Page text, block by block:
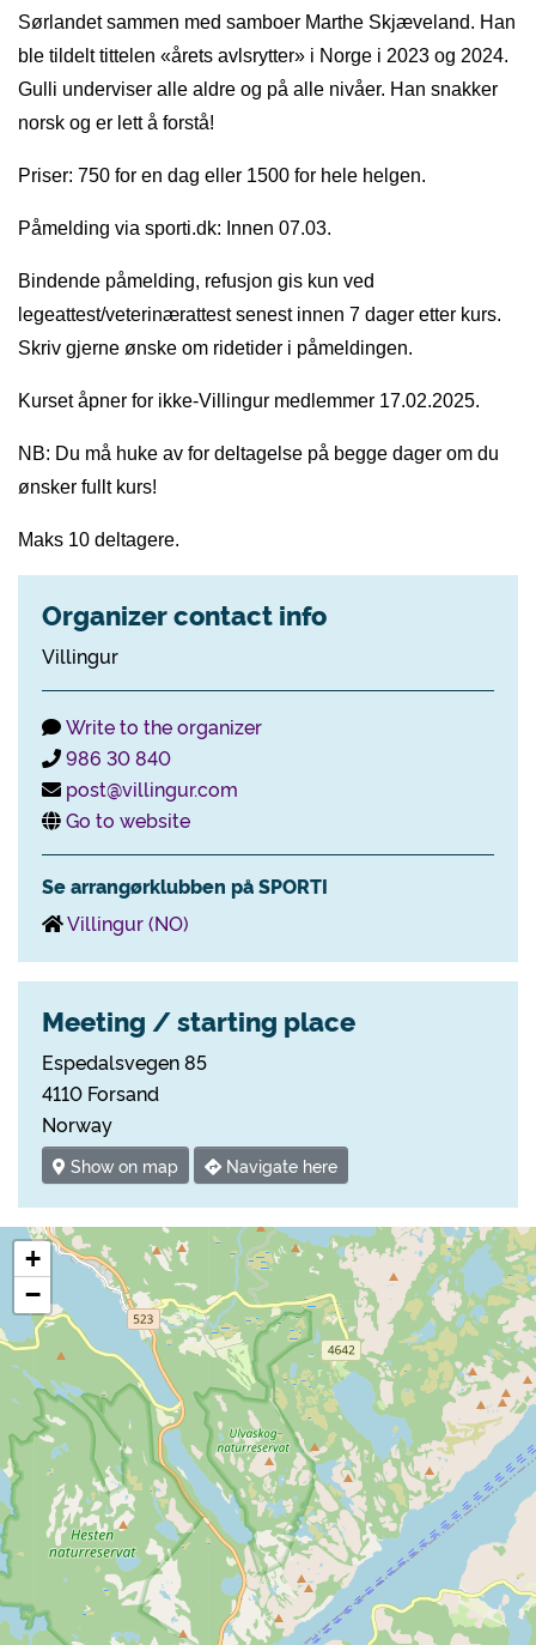
Sørlandet sammen med samboer Marthe Skjæveland. Han
ble tildelt tittelen «årets avlsrytter» i Norge i 2023 og 2024.
Gulli underviser alle aldre og på alle nivåer. Han snakker
norsk og er lett å forstå!
Priser: 750 for en dag eller 1500 for hele helgen.
Påmelding via sporti.dk: Innen 07.03.
Bindende påmelding, refusjon gis kun ved
legeattest/veterinærattest senest innen 7 dager etter kurs.
Skriv gjerne ønske om ridetider i påmeldingen.
Kurset åpner for ikke-Villingur medlemmer 17.02.2025.
NB: Du må huke av for deltagelse på begge dager om du
ønsker fullt kurs!
Maks 10 deltagere.
Organizer contact info
Villingur
Write to the organizer
986 30 840
post@villingur.com
Go to website
Se arrangørklubben på SPORTI
Villingur (NO)
Meeting / starting place
Espedalsvegen 85
4110 Forsand
Norway
Show on map Navigate here
+
−